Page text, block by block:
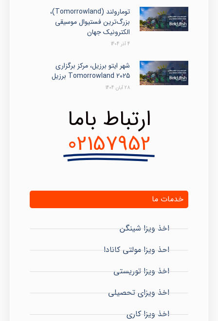
تومارولند (Tomorrowland)،
بزرگ‌ترین فستیوال موسیقی
الکترونیک جهان
4 آذر 1404
شهر ایتو برزیل، مرکز برگزاری
Tomorrowland 2025 برزیل
28 آبان 1404
ارتباط باما
02157952
خدمات ما
اخذ ویزا شینگن
احذ ویزا مولتی کانادا
اخذ ویزا توریستی
اخذ ویزای تحصیلی
اخذ ویزا کاری